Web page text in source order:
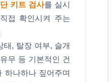
키트 검사를 실시
접 확인시켜 주는
태, 탈장 여부, 슬개
무 등 기본적인 건
하나하나 짚어주며